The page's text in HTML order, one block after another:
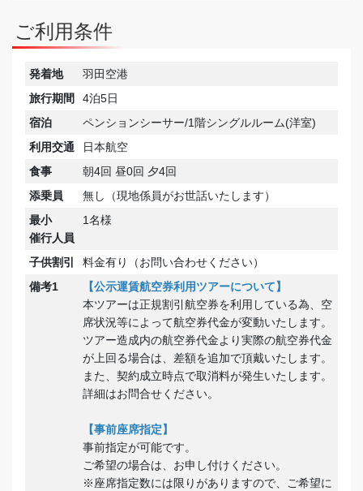
ご利用条件
発着地
羽田空港
旅行期間
4泊5日
宿泊
ペンションシーサー/1階シングルルーム(洋室)
利用交通
日本航空
食事
朝4回 昼0回 夕4回
添乗員
無し（現地係員がお世話いたします）
最小
催行人員
1名様
子供割引
料金有り（お問い合わせください）
備考1
【公示運賃航空券利用ツアーについて】
本ツアーは正規割引航空券を利用している為、空
席状況等によって航空券代金が変動いたします。
ツアー造成内の航空券代金より実際の航空券代金
が上回る場合は、差額を追加で頂戴いたします。
また、契約成立時点で取消料が発生いたします。
詳細はお問合せください。
【事前座席指定】
事前指定が可能です。
ご希望の場合は、お申し付けください。
※座席指定数には限りがありますので、ご希望に